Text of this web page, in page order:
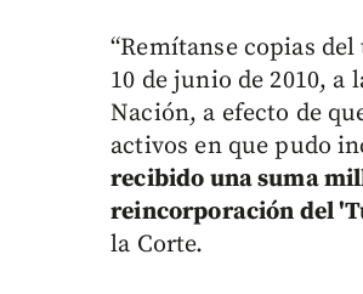
“Remítanse copias
10 de junio de 2010, a
Nación, a efecto de
activos en que pudo
recibido una suma
reincorporación del
la Corte.